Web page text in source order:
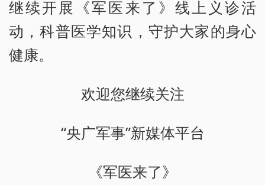
继续开展《军医来了》线上义诊活
动，科普医学知识，守护大家的身心
健康。
欢迎您继续关注
“央广军事”新媒体平台
《军医来了》